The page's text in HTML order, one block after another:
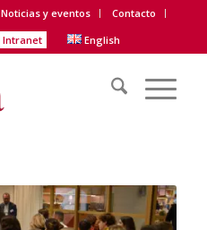
Noticias y eventos
Contacto
Intranet English